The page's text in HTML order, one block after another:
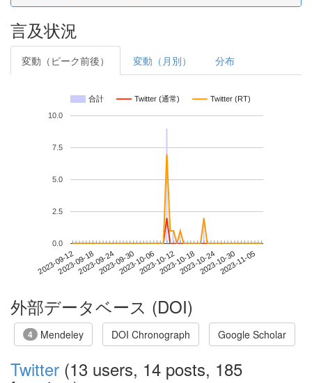
言及状況
変動（ピーク前後） 変動（月別） 分布
合計 Twitter (通常) Twitter (RT)
2023-09-122023-09-182023-09-242023-09-302023-10-062023-10-122023-10-182023-10-242023-10-302023-11-05
0.0
2.5
5.0
7.5
10.0
外部データベース (DOI)
4 Mendeley DOI Chronograph Google Scholar
Twitter (13 users, 14 posts, 185